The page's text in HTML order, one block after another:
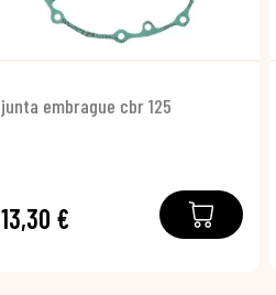
junta embrague cbr 125
13,30 €